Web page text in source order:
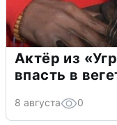
Актёр из
впасть в
8 августа 0